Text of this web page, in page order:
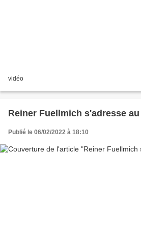
vidéo
Reiner Fuellmich s'adresse
Publié le 06/02/2022 à 18:10